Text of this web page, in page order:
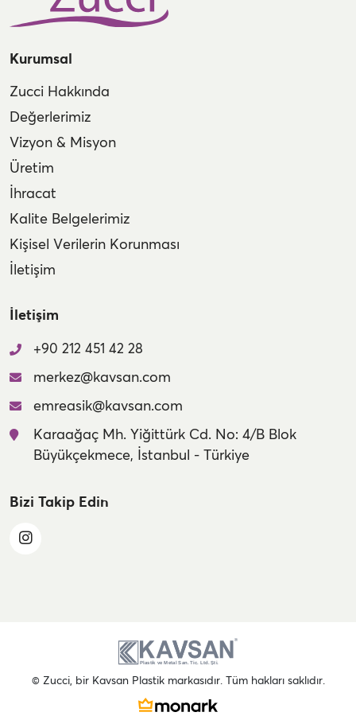
Kurumsal
Zucci Hakkında
Değerlerimiz
Vizyon & Misyon
Üretim
İhracat
Kalite Belgelerimiz
Kişisel Verilerin Korunması
İletişim
İletişim
+90 212 451 42 28
merkez@kavsan.com
emreasik@kavsan.com
Karaağaç Mh. Yiğittürk Cd. No: 4/B Blok
Büyükçekmece, İstanbul - Türkiye
Bizi Takip Edin
© Zucci, bir Kavsan Plastik markasıdır. Tüm hakları saklıdır.